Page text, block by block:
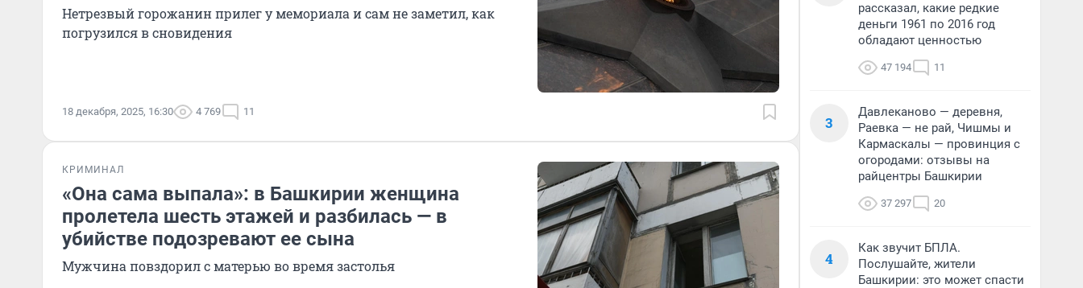
Нетрезвый горожанин прилег у мемориала и сам не заметил, как
погрузился в сновидения
18 декабря, 2025, 16:30 4 769 11
КРИМИНАЛ
«Она сама выпала»: в Башкирии женщина
пролетела шесть этажей и разбилась — в
убийстве подозревают ее сына
Мужчина повздорил с матерью во время застолья
рассказал, какие редкие
деньги 1961 по 2016 год
обладают ценностью
47 194 11
3
Давлеканово — деревня,
Раевка — не рай, Чишмы и
Кармаскалы — провинция с
огородами: отзывы на
райцентры Башкирии
37 297 20
4
Как звучит БПЛА.
Послушайте, жители
Башкирии: это может спасти